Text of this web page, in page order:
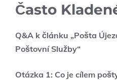
Často
Q&A k článku „Pošta
Poštovní Služby“
Otázka 1: Co je cílem